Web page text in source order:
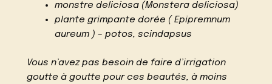
monstre deliciosa (Monstera deliciosa)
plante grimpante dorée ( Epipremnum
aureum ) – potos, scindapsus
Vous n’avez pas besoin de faire d’irrigation
goutte à goutte pour ces beautés, à moins